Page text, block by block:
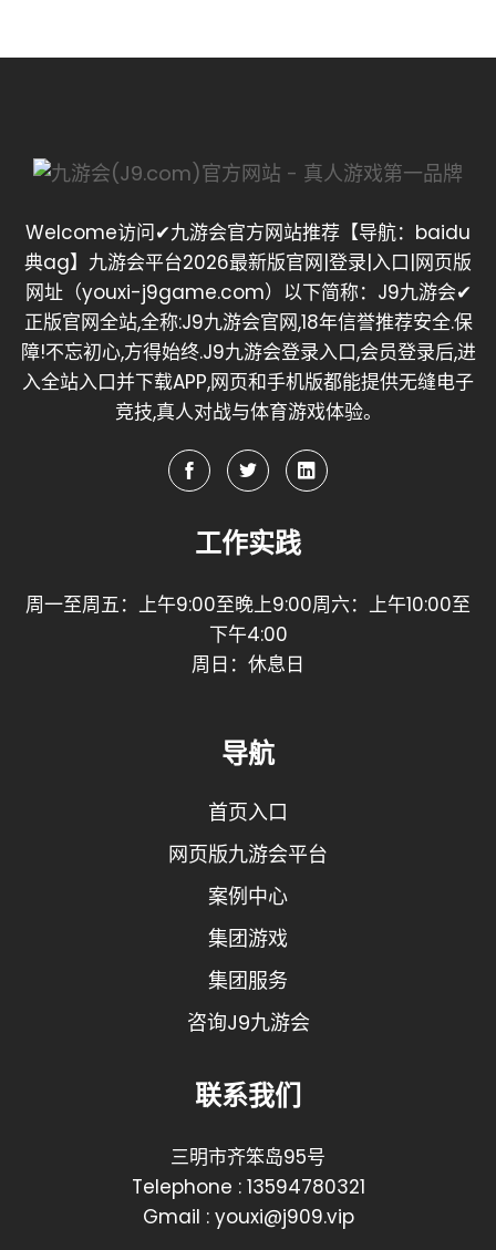
Welcome访问✔九游会官方网站推荐【导航：baidu
典ag】九游会平台2026最新版官网|登录|入口|网页版
网址（youxi-j9game.com）以下简称：J9九游会✔
正版官网全站,全称:J9九游会官网,18年信誉推荐安全.保
障!不忘初心,方得始终.J9九游会登录入口,会员登录后,进
入全站入口并下载APP,网页和手机版都能提供无缝电子
竞技,真人对战与体育游戏体验。
工作实践
周一至周五：上午9:00至晚上9:00周六：上午10:00至
下午4:00
周日：休息日
导航
首页入口
网页版九游会平台
案例中心
集团游戏
集团服务
咨询J9九游会
联系我们
三明市齐笨岛95号
Telephone : 13594780321
Gmail : youxi@j909.vip